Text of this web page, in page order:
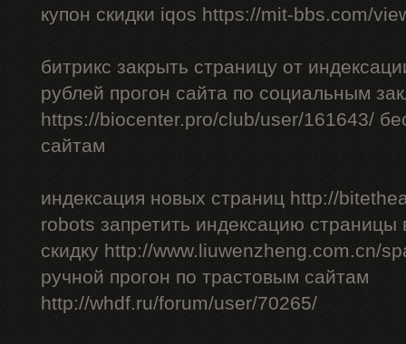
купон скидки iqos https://mit-bbs.com/
битрикс закрыть страницу от
рублей прогон сайта по социальным
https://biocenter.pro/club/user/161643/
сайтам
индексация новых страниц http://
robots запретить индексацию страницы
скидку http://www.liuwenzheng.com.cn/
ручной прогон по трастовым сайтам
http://whdf.ru/forum/user/70265/